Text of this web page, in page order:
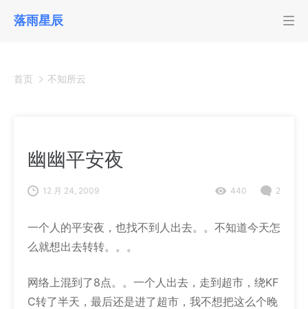
落雨星辰
首页 不知所云
幽幽平安夜
12 月 24, 2009 440 2
一个人的平安夜，也找不到人出去。。不知道今天怎
么就想出去转转。。。
网络上混到了8点。。一个人出去，走到超市，绕KF
C转了半天，最后还是进了超市，我不想把这么个晚